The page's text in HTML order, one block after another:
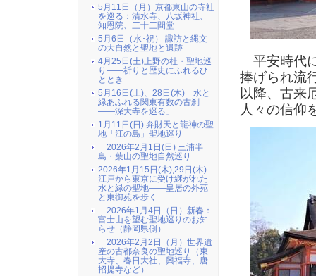
平安時代
捧げられ流
以降、古来
人々の信仰
5月11日（月）京都東山の寺社
を巡る：清水寺、八坂神社、
知恩院、三十三間堂
5月6日（水･祝） 諏訪と縄文
の大自然と聖地と遺跡
4月25日(土)上野の杜・聖地巡
り――祈りと歴史にふれるひ
ととき
5月16日(土)、28日(木)「水と
緑あふれる関東有数の古刹
――深大寺を巡る」
1月11日(日) 弁財天と龍神の聖
地「江の島」聖地巡り
2026年2月1日(日) 三浦半
島・葉山の聖地自然巡り
2026年1月15日(木),29日(木)
江戸から東京に受け継がれた
水と緑の聖地――皇居の外苑
と東御苑を歩く
2026年1月4日（日）新春：
富士山を望む聖地巡りのお知
らせ（静岡県側）
2026年2月2日（月）世界遺
産の古都奈良の聖地巡り（東
大寺、春日大社、興福寺、唐
招提寺など）